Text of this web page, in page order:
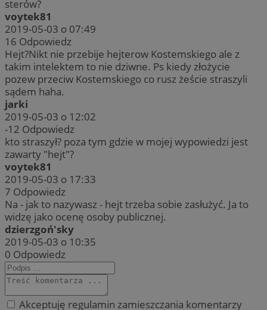
sterów?
voytek81
2019-05-03 o 07:49
16 Odpowiedz
Hejt?Nikt nie przebije hejterow Kostemskiego ale z
takim intelektem to nie dziwne. Ps kiedy złożycie
pozew przeciw Kostemskiego co rusz żeście straszyli
sądem haha.
jarki
2019-05-03 o 12:02
-12 Odpowiedz
kto straszył? poza tym gdzie w mojej wypowiedzi jest
zawarty "hejt"?
voytek81
2019-05-03 o 17:33
7 Odpowiedz
Na - jak to nazywasz - hejt trzeba sobie zasłużyć. Ja to
widzę jako ocenę osoby publicznej.
dzierzgoń'sky
2019-05-03 o 10:35
0 Odpowiedz
Akceptuję regulamin zamieszczania komentarzy